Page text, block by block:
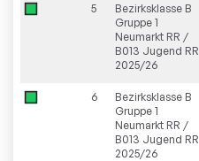
5
Bezirksklasse B
Gruppe 1
Neumarkt RR /
B013 Jugend RR
2025/26
6
Bezirksklasse B
Gruppe 1
Neumarkt RR /
B013 Jugend RR
2025/26